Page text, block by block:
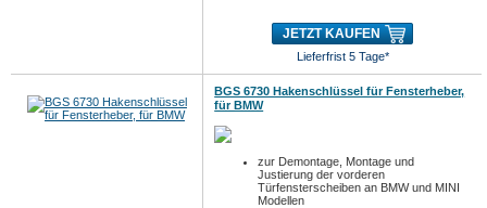
JETZT KAUFEN
Lieferfrist 5 Tage*
BGS 6730 Hakenschlüssel für Fensterheber,
für BMW
zur Demontage, Montage und
Justierung der vorderen
Türfensterscheiben an BMW und MINI
Modellen